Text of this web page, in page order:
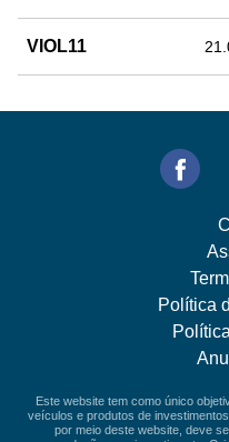
VIOL11
Política
Este website tem como único
veículos e produtos de
por meio deste website, deve